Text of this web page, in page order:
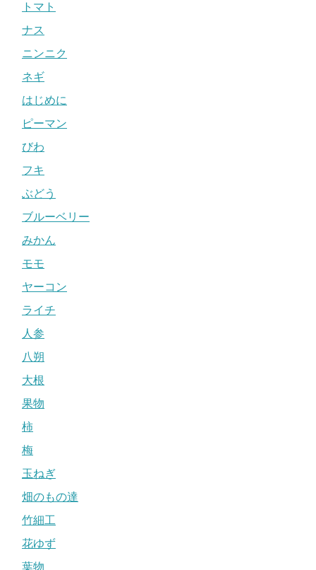
トマト
ナス
ニンニク
ネギ
はじめに
ピーマン
びわ
フキ
ぶどう
ブルーベリー
みかん
モモ
ヤーコン
ライチ
人参
八朔
大根
果物
柿
梅
玉ねぎ
畑のもの達
竹細工
花ゆず
葉物